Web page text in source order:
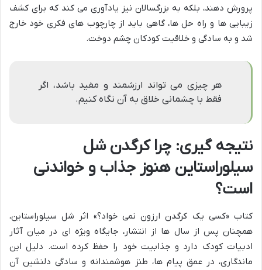
پرورش دهند، بلکه به بزرگسالان نیز یادآوری می کند که برای کشف
زیبایی ها و راه حل ها، گاهی باید از چارچوب های فکری خود خارج
شد و به سادگی و خلاقیت کودکان چشم دوخت.
هر چیزی می تواند ارزشمند و مفید باشد، اگر
فقط با چشمانی خلاق به آن نگاه کنیم.
نتیجه گیری: چرا کرگدن شل
سیلوراستاین هنوز جذاب و خواندنی
است؟
کتاب «کسی یک کرگدن ارزون نمی خواد؟» اثر شل سیلوراستاین،
همچنان پس از سال ها از انتشار، جایگاه ویژه ای در میان آثار
ادبیات کودک دارد و جذابیت خود را حفظ کرده است. دلیل این
ماندگاری، در عمق پیام ها، طنز هوشمندانه و سادگی دلنشین آن